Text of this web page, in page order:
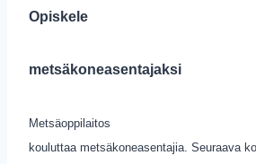
Opiskele
metsäkoneasentajaksi
Metsäoppilaitos
kouluttaa metsäkoneasentajia. Seuraava